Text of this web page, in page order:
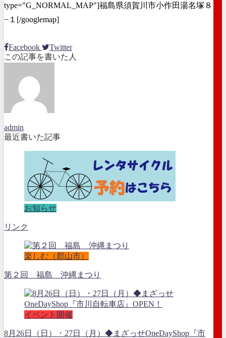
type="G_NORMAL_MAP"]福島県須賀川市小作田湯名塚８
−１[/googlemap]
Facebook
Twitter
この記事を書いた人
admin
最近書いた記事
お知らせ
リンク
楽しむ（郡山市）
第２回 福島 沖縄まつり
イベント開催
8月26日（日）・27日（月）◆まざっせOneDayShop『市